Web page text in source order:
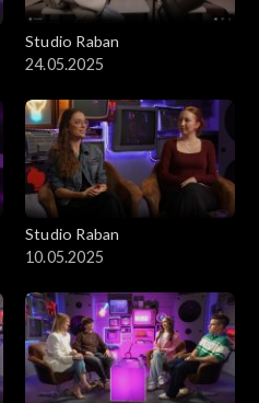
Studio Raban
24.05.2025
Studio Raban
10.05.2025